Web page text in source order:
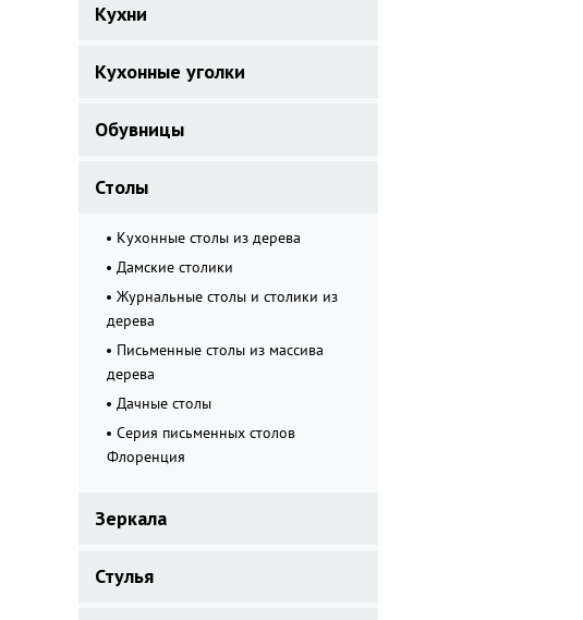
Кухни
Кухонные уголки
Обувницы
Столы
Кухонные столы из дерева
Дамские столики
Журнальные столы и столики из
дерева
Письменные столы из массива
дерева
Дачные столы
Серия письменных столов
Флоренция
Зеркала
Стулья